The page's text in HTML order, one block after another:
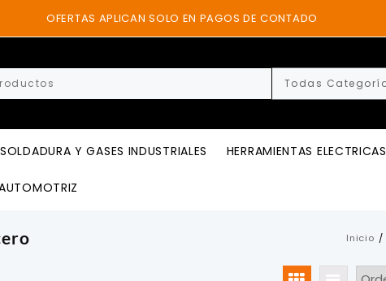
OFERTAS APLICAN SOLO EN PAGOS DE CONTADO
SOLDADURA Y GASES INDUSTRIALES HERRAMIENTAS ELECTRICAS
Inicio